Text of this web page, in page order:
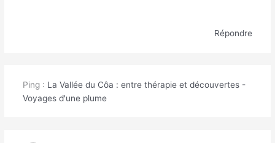
Répondre
Ping : La Vallée du Côa : entre thérapie et découvertes -
Voyages d'une plume